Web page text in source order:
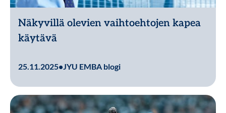
Näkyvillä olevien vaihtoehtojen kapea
käytävä
25.11.2025•JYU EMBA blogi